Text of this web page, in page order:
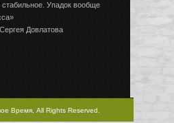
Упадок вообще
Довлатова
Время, All Rights Reserved.